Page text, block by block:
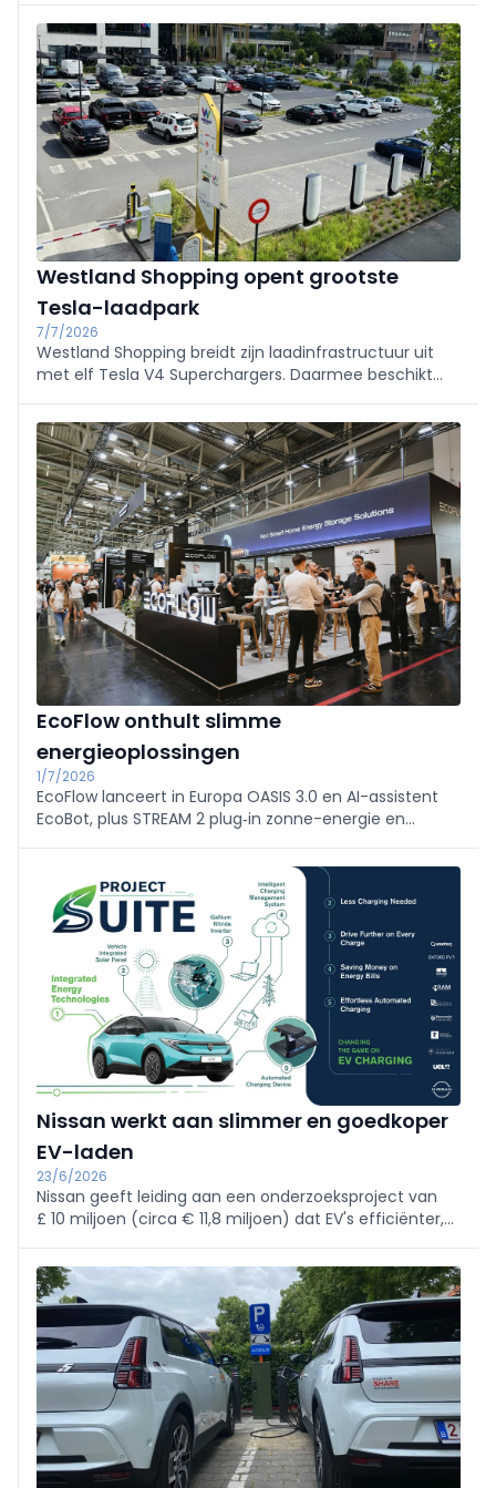
populairste aandrijving op de Belgische nieuwmarkt.
Westland Shopping opent grootste
Tesla-laadpark
7/7/2026
Westland Shopping breidt zijn laadinfrastructuur uit
met elf Tesla V4 Superchargers. Daarmee beschikt
grootste Tesla-laadpark van de hoofdstad,
toegankelijk voor Tesla's én andere EV's met CCS.
EcoFlow onthult slimme
energieoplossingen
1/7/2026
EcoFlow lanceert in Europa OASIS 3.0 en AI-assistent
EcoBot, plus STREAM 2 plug‑in zonne-energie en
Met de A‑serie (Alps) stapt het in C&I‑opslag.
Nissan werkt aan slimmer en goedkoper
EV-laden
23/6/2026
Nissan geeft leiding aan een onderzoeksproject van
£ 10 miljoen (circa € 11,8 miljoen) dat EV's efficiënter,
combineert zonne-energie, slimme laadtechnologie
en Vehicle-to-Grid-oplossingen.